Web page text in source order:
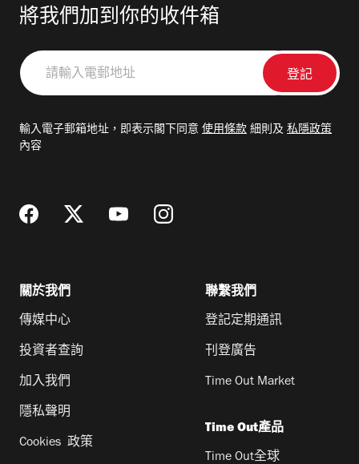
將我們加到你的收件箱
請
輸
郵
輸入電子郵箱地址，即表示閣下同意 使用條款 細則及 私隱政策
內容
關於我們
傳媒中心
投資者查詢
加入我們
隱私聲明
Cookies 政策
聯繫我們
登記定期通訊
刊登廣告
Time Out Market
Time Out產品
Time Out全球